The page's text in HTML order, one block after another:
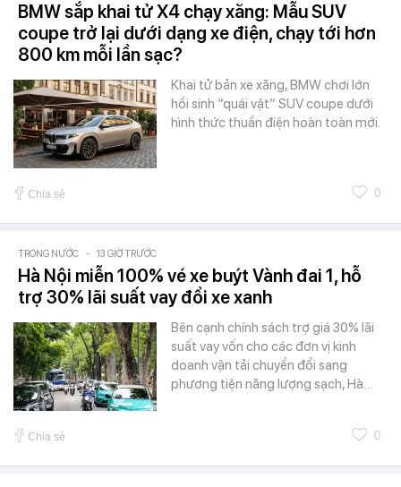
BMW sắp khai tử X4 chạy xăng: Mẫu SUV
coupe trở lại dưới dạng xe điện, chạy tới hơn
800 km mỗi lần sạc?
Khai tử bản xe xăng, BMW chơi lớn
hồi sinh “quái vật” SUV coupe dưới
hình thức thuần điện hoàn toàn mới.
Chia sẻ 0
TRONG NƯỚC - 13 GIỜ TRƯỚC
Hà Nội miễn 100% vé xe buýt Vành đai 1, hỗ
trợ 30% lãi suất vay đổi xe xanh
Bên cạnh chính sách trợ giá 30% lãi
suất vay vốn cho các đơn vị kinh
doanh vận tải chuyển đổi sang
phương tiện năng lượng sạch, Hà…
Chia sẻ 0